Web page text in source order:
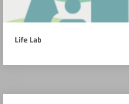
Life Lab